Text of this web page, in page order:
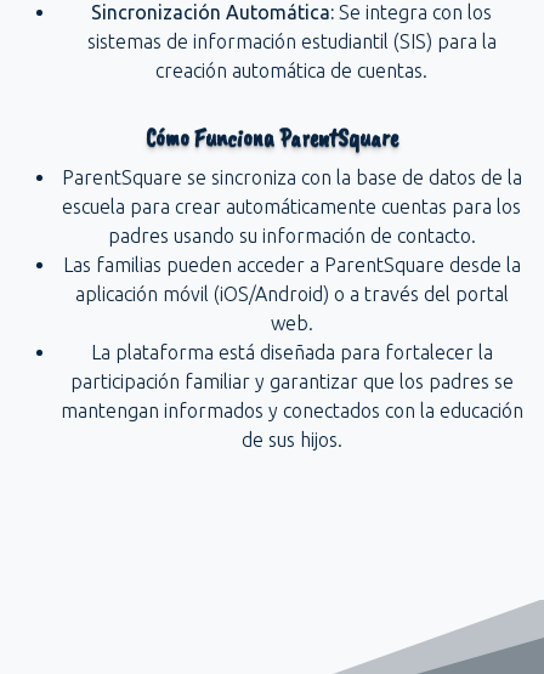
Sincronización Automática: Se integra con los
sistemas de información estudiantil (SIS) para la
creación automática de cuentas.
Cómo Funciona ParentSquare
ParentSquare se sincroniza con la base de datos de la
escuela para crear automáticamente cuentas para los
padres usando su información de contacto.
Las familias pueden acceder a ParentSquare desde la
aplicación móvil (iOS/Android) o a través del portal
web.
La plataforma está diseñada para fortalecer la
participación familiar y garantizar que los padres se
mantengan informados y conectados con la educación
de sus hijos.